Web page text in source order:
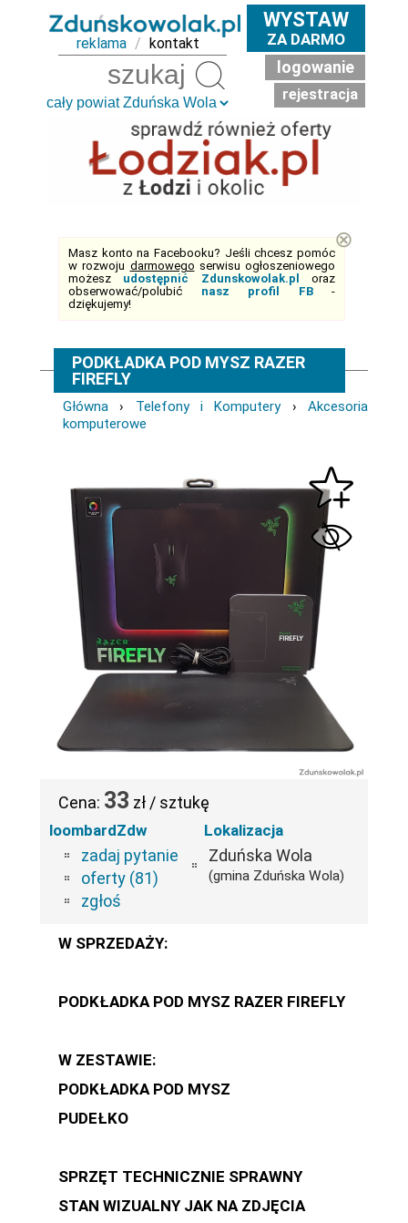
reklama / kontakt
WYSTAW
ZA DARMO
logowanie
rejestracja
Masz konto na Facebooku? Jeśli chcesz pomóc
w rozwoju darmowego serwisu ogłoszeniowego
możesz udostępnić Zdunskowolak.pl
oraz
obserwować/polubić nasz profil FB-
dziękujemy!
⊗
PODKŁADKA POD MYSZ RAZER
FIREFLY
Główna › Telefony i Komputery›Akcesoria
komputerowe
Cena: 33 zł / sztukę
loombardZdw
zadaj pytanie
oferty (81)
zgłoś
Lokalizacja
Zduńska Wola
(gmina Zduńska Wola)
W SPRZEDAŻY:
PODKŁADKA POD MYSZ RAZER FIREFLY
W ZESTAWIE:
PODKŁADKA POD MYSZ
PUDEŁKO
SPRZĘT TECHNICZNIE SPRAWNY
STAN WIZUALNY JAK NA ZDJĘCIA